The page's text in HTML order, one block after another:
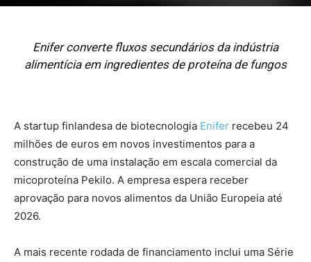
Enifer converte fluxos secundários da indústria
alimentícia em ingredientes de proteína de fungos
A startup finlandesa de biotecnologia Enifer recebeu 24
milhões de euros em novos investimentos para a
construção de uma instalação em escala comercial da
micoproteína Pekilo. A empresa espera receber
aprovação para novos alimentos da União Europeia até
2026.
A mais recente rodada de financiamento inclui uma Série